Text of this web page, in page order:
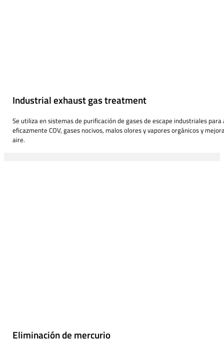
Industrial exhaust gas treatment
Se utiliza en sistemas de purificación de gases de escape industriales para
eficazmente COV, gases nocivos, malos olores y vapores orgánicos y
aire.
Eliminación de mercurio